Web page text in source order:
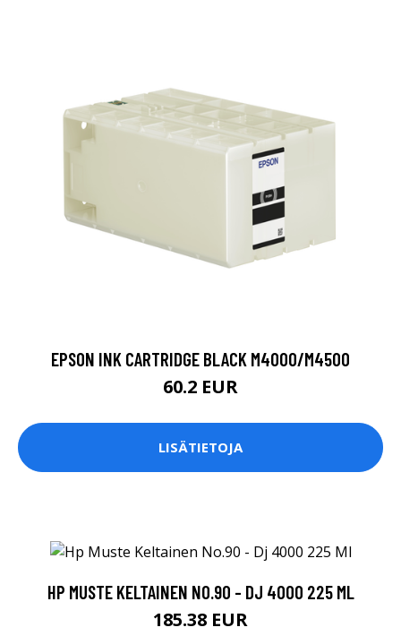
EPSON INK CARTRIDGE BLACK M4000/M4500
60.2 EUR
LISÄTIETOJA
HP MUSTE KELTAINEN NO.90 - DJ 4000 225 ML
185.38 EUR